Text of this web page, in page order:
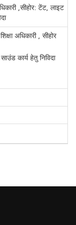
,सीहोर: टेंट, लाइट
अधिकारी , सीहोर
कार्य हेतु निविदा